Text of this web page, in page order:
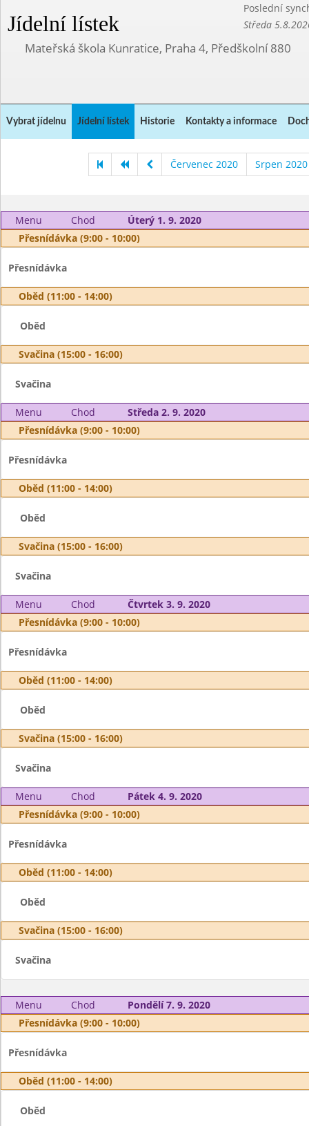
Jídelní lístek
Poslední
Středa
Mateřská škola Kunratice, Praha 4, Předškolní 880
Vybrat jídelnu Jídelní lístek Historie Kontakty a informace
Červenec 2020 Srpen 2020
Menu Chod
Úterý 1. 9. 2020
Přesnídávka (9:00 - 10:00)
Přesnídávka
Oběd (11:00 - 14:00)
Oběd
Svačina (15:00 - 16:00)
Svačina
Menu Chod
Středa 2. 9. 2020
Přesnídávka (9:00 - 10:00)
Přesnídávka
Oběd (11:00 - 14:00)
Oběd
Svačina (15:00 - 16:00)
Svačina
Menu Chod
Čtvrtek 3. 9. 2020
Přesnídávka (9:00 - 10:00)
Přesnídávka
Oběd (11:00 - 14:00)
Oběd
Svačina (15:00 - 16:00)
Svačina
Menu Chod
Pátek 4. 9. 2020
Přesnídávka (9:00 - 10:00)
Přesnídávka
Oběd (11:00 - 14:00)
Oběd
Svačina (15:00 - 16:00)
Svačina
Menu Chod
Pondělí 7. 9. 2020
Přesnídávka (9:00 - 10:00)
Přesnídávka
Oběd (11:00 - 14:00)
Oběd